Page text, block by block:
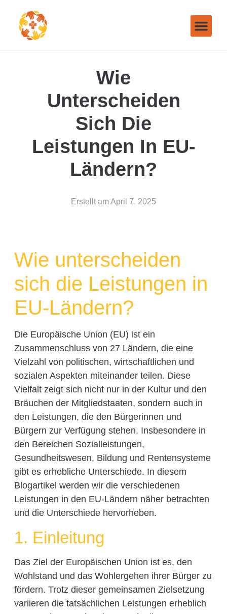
Wie
Unterscheiden
Sich Die
Leistungen In EU-
Ländern?
Erstellt amApril 7, 2025
Wie unterscheiden
sich die Leistungen in
EU-Ländern?
Die Europäische Union (EU) ist ein
Zusammenschluss von 27 Ländern, die eine
Vielzahl von politischen, wirtschaftlichen und
sozialen Aspekten miteinander teilen. Diese
Vielfalt zeigt sich nicht nur in der Kultur und den
Bräuchen der Mitgliedstaaten, sondern auch in
den Leistungen, die den Bürgerinnen und
Bürgern zur Verfügung stehen. Insbesondere in
den Bereichen Sozialleistungen,
Gesundheitswesen, Bildung und Rentensysteme
gibt es erhebliche Unterschiede. In diesem
Blogartikel werden wir die verschiedenen
Leistungen in den EU-Ländern näher betrachten
und die Unterschiede hervorheben.
1. Einleitung
Das Ziel der Europäischen Union ist es, den
Wohlstand und das Wohlergehen ihrer Bürger zu
fördern. Trotz dieser gemeinsamen Zielsetzung
variieren die tatsächlichen Leistungen erheblich